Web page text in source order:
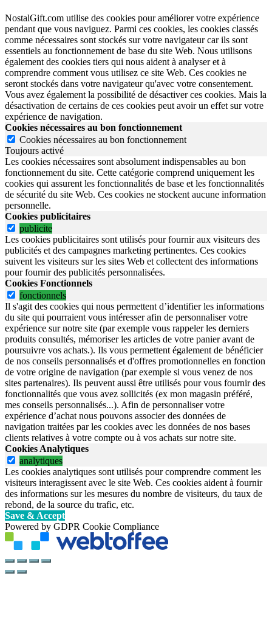
NostalGift.com utilise des cookies pour améliorer votre expérience
pendant que vous naviguez. Parmi ces cookies, les cookies classés
comme nécessaires sont stockés sur votre navigateur car ils sont
essentiels au fonctionnement de base du site Web. Nous utilisons
également des cookies tiers qui nous aident à analyser et à
comprendre comment vous utilisez ce site Web. Ces cookies ne
seront stockés dans votre navigateur qu'avec votre consentement.
Vous avez également la possibilité de désactiver ces cookies. Mais la
désactivation de certains de ces cookies peut avoir un effet sur votre
expérience de navigation.
Cookies nécessaires au bon fonctionnement
Cookies nécessaires au bon fonctionnement
Toujours activé
Les cookies nécessaires sont absolument indispensables au bon
fonctionnement du site. Cette catégorie comprend uniquement les
cookies qui assurent les fonctionnalités de base et les fonctionnalités
de sécurité du site Web. Ces cookies ne stockent aucune information
personnelle.
Cookies publicitaires
publicite
Les cookies publicitaires sont utilisés pour fournir aux visiteurs des
publicités et des campagnes marketing pertinentes. Ces cookies
suivent les visiteurs sur les sites Web et collectent des informations
pour fournir des publicités personnalisées.
Cookies Fonctionnels
fonctionnels
Il s'agit des cookies qui nous permettent d’identifier les informations
du site qui pourraient vous intéresser afin de personnaliser votre
expérience sur notre site (par exemple vous rappeler les derniers
produits consultés, mémoriser les articles de votre panier avant de
poursuivre vos achats.). Ils vous permettent également de bénéficier
de nos conseils personnalisés et d'offres promotionnelles en fonction
de votre origine de navigation (par exemple si vous venez de nos
sites partenaires). Ils peuvent aussi être utilisés pour vous fournir des
fonctionnalités que vous avez sollicités (ex mon magasin préféré,
mes conseils personnalisés...). Afin de personnaliser votre
expérience d’achat nous pouvons associer des données de
navigation traitées par les cookies avec les données de nos bases
clients relatives à votre compte ou à vos achats sur notre site.
Cookies Analytiques
analytiques
Les cookies analytiques sont utilisés pour comprendre comment les
visiteurs interagissent avec le site Web. Ces cookies aident à fournir
des informations sur les mesures du nombre de visiteurs, du taux de
rebond, de la source du trafic, etc.
Save & Accept
Powered by GDPR Cookie Compliance